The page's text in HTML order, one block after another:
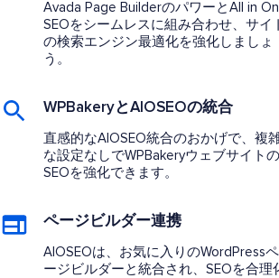
Avada Page BuilderのパワーとAll in
SEOをシームレスに組み合わせ、サイ
の検索エンジン最適化を強化しましょ
う。
WPBakeryとAIOSEOの統合
直感的なAIOSEO統合のおかげで、複
な設定なしでWPBakeryウェブサイトの
SEOを強化できます。
ページビルダー連携
AIOSEOは、お気に入りのWordPressペ
ージビルダーと統合され、SEOを合理